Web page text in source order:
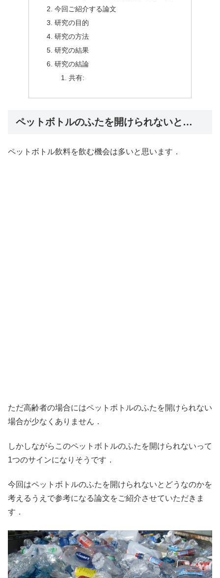
今回ご紹介する論文
研究の目的
研究の方法
研究の結果
研究の結論
共有:
ペットボトルのふたを開けられないと…
ペットボトル飲料を飲む機会は多いと思います．
ただ高齢者の場合にはペットボトルのふたを開けられない
場合が少なくありません．
しかしながらこのペットボトルのふたを開けられないって
1つのサインになりそうです．
今回はペットボトルのふたを開けられないとどうなのかを
考えるうえで参考になる論文をご紹介させていただきま
す．